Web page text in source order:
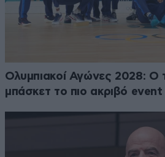
Ολυμπιακοί Αγώνες 2028: Ο
μπάσκετ το πιο ακριβό event